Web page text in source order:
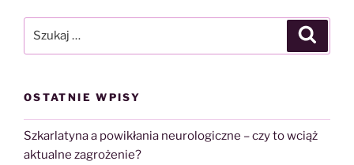
OSTATNIE WPISY
Szkarlatyna a powikłania neurologiczne – czy to wciąż
aktualne zagrożenie?